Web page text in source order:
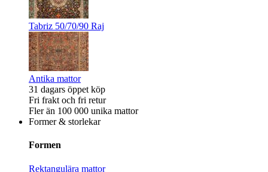
Tabriz 50/70/90 Raj
Antika mattor
31 dagars öppet köp
Fri frakt och fri retur
Fler än 100 000 unika mattor
Former & storlekar
Formen
Rektangulära mattor